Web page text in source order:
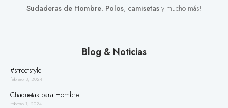
Sudaderas de Hombre, Polos, camisetas y mucho más!
Blog & Noticias
#streetstyle
febrero 3, 2024
Chaquetas para Hombre
febrero 1, 2024